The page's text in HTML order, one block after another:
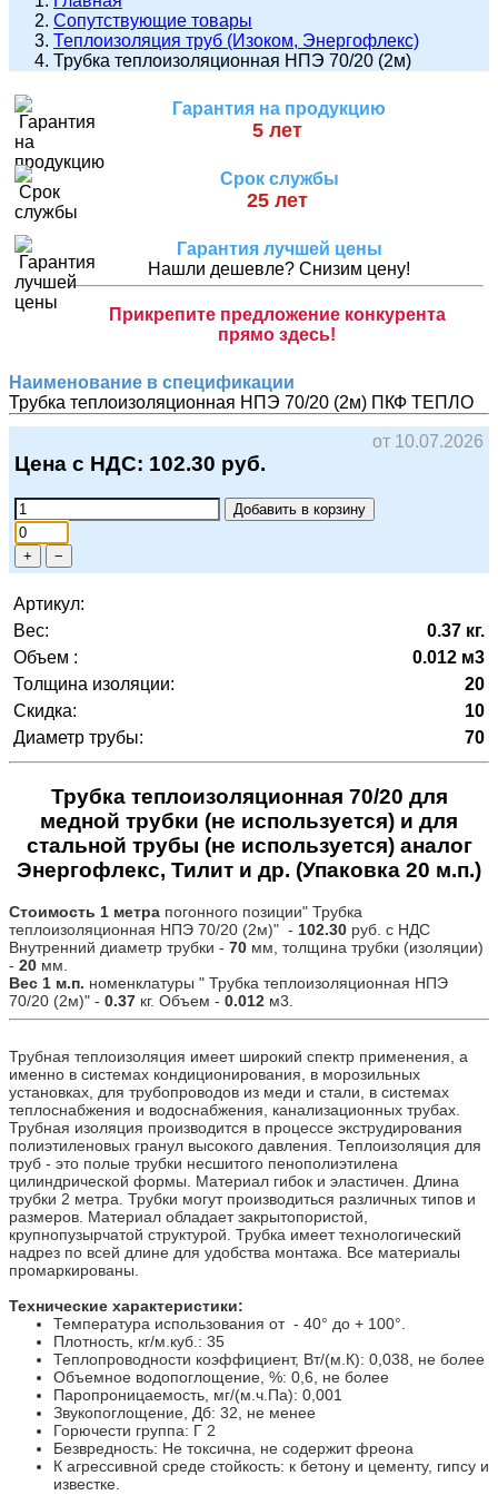
Сопутствующие товары
Теплоизоляция труб (Изоком, Энергофлекс)
Трубка теплоизоляционная НПЭ 70/20 (2м)
Гарантия на продукцию
5 лет
Срок службы
25 лет
Гарантия лучшей цены
Нашли дешевле? Снизим цену!
Прикрепите предложение конкурента
прямо здесь!
Наименование в спецификации
Трубка теплоизоляционная НПЭ 70/20 (2м) ПКФ ТЕПЛО
от 10.07.2026
Цена с НДС: 102.30 руб.
Добавить в корзину
+ −
Артикул:
Вес:
0.37 кг.
Объем :
0.012 м3
Толщина изоляции:
20
Скидка:
10
Диаметр трубы:
70
Трубка теплоизоляционная 70/20 для
медной трубки (не используется) и для
стальной трубы (не используется) аналог
Энергофлекс, Тилит и др. (Упаковка 20 м.п.)
Стоимость 1 метра погонного позиции" Трубка
теплоизоляционная НПЭ 70/20 (2м)" - 102.30 руб. с НДС
Внутренний диаметр трубки - 70 мм, толщина трубки (изоляции)
- 20 мм.
Вес 1 м.п. номенклатуры " Трубка теплоизоляционная НПЭ
70/20 (2м)" - 0.37 кг. Объем - 0.012 м3.
Трубная теплоизоляция имеет широкий спектр применения, а
именно в системах кондиционирования, в морозильных
установках, для трубопроводов из меди и стали, в системах
теплоснабжения и водоснабжения, канализационных трубах.
Трубная изоляция производится в процессе экструдирования
полиэтиленовых гранул высокого давления. Теплоизоляция для
труб - это полые трубки несшитого пенополиэтилена
цилиндрической формы. Материал гибок и эластичен. Длина
трубки 2 метра. Трубки могут производиться различных типов и
размеров. Материал обладает закрытопористой,
крупнопузырчатой структурой. Трубка имеет технологический
надрез по всей длине для удобства монтажа. Все материалы
промаркированы.
Технические характеристики:
Температура использования от - 40° до + 100°.
Плотность, кг/м.куб.: 35
Теплопроводности коэффициент, Вт/(м.К): 0,038, не более
Объемное водопоглoщение, %: 0,6, не более
Паропроницаемость, мг/(м.ч.Па): 0,001
Звукопоглощение, Дб: 32, не менее
Горючести группа: Г 2
Безвредность: Не токсична, не содержит фреона
К агрессивной среде стойкость: к бетону и цементу, гипсу и
известке.